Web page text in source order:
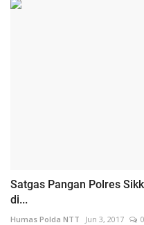
Satgas Pangan Polres
di...
Humas Polda NTT Jun 3, 2017 0